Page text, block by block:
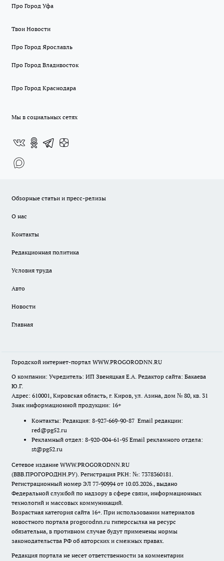
Про Город Уфа
Твои Новости
Про Город Ярославль
Про Город Владивосток
Про Город Краснодара
Мы в социальных сетях
Обзорные статьи и пресс-релизы
О нас
Контакты
Редакционная политика
Условия труда
Авто
Новости
Главная
Городской интернет-портал WWW.PROGORODNN.RU
О компании: Учредитель: ИП Звеняцкая Е.А. Редактор сайта: Бакаева
Ю.Г.
Адрес: 610001, Кировская область, г. Киров, ул. Азина, дом № 80, кв. 31
Знак информационной продукции: 16+
Контакты: Редакция: 8-927-669-90-87 Email редакции:
red@pg52.ru
Рекламный отдел: 8-920-004-61-95 Email рекламного отдела:
st@pg52.ru
Сетевое издание WWW.PROGORODNN.RU
(ВВВ.ПРОГОРОДНН.РУ). Регистрация РКН: №: 7378360181.
Регистрационный номер ЭЛ 77-90994 от 10.03.2026., выдано
Федеральной службой по надзору в сфере связи, информационных
технологий и массовых коммуникаций.
Возрастная категория сайта 16+. При использовании материалов
новостного портала progorodnn.ru гиперссылка на ресурс
обязательна, в противном случае будут применены нормы
законодательства РФ об авторских и смежных правах.
Редакция портала не несет ответственности за комментарии